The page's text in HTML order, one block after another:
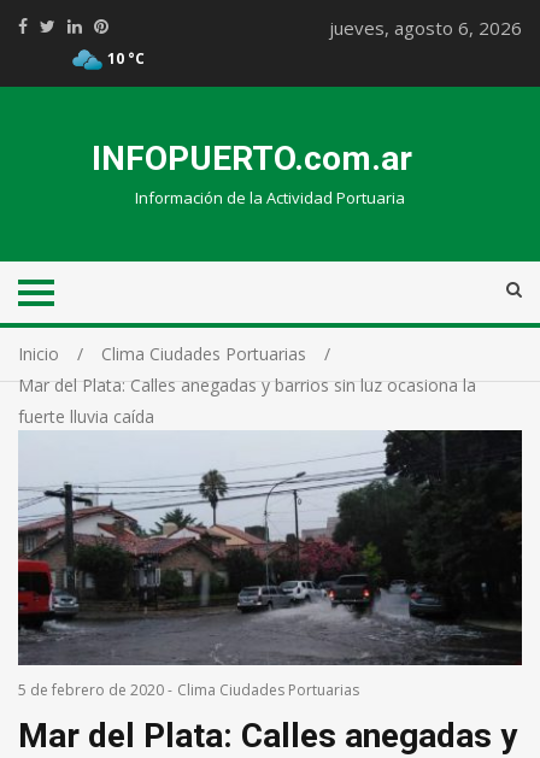
10 °C
jueves, agosto 6, 2026
INFOPUERTO.com.ar
Información de la Actividad Portuaria
Inicio
Clima Ciudades Portuarias
Mar del Plata: Calles anegadas y barrios sin luz ocasiona la
fuerte lluvia caída
5 de febrero de 2020- Clima Ciudades Portuarias
Mar del Plata: Calles anegadas y